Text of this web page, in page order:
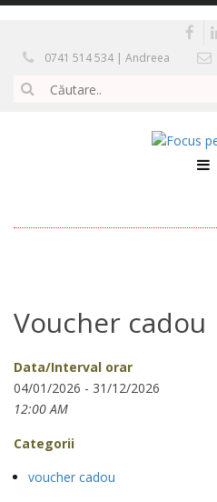
0741 514 534 | Andreea
Voucher cadou
Data/Interval orar
04/01/2026 - 31/12/2026
12:00 AM
Categorii
voucher cadou